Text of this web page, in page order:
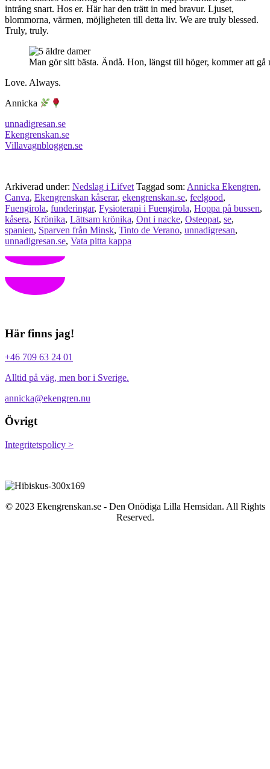
intrång snart. Hos er. Här har den trätt in med bravur. Ljuset,
blommorna, värmen, möjligheten till detta liv. We are truly blessed.
Truly, truly.
Man gör sitt bästa. Ändå. Hon, längst till höger, kommer att
Love. Always.
Annicka
unnadigresan.se
Ekengrenskan.se
Villavagnbloggen.se
Arkiverad under: Nedslag i Lifvet Taggad som: Annicka Ekengren,
Canva, Ekengrenskan kåserar, ekengrenskan.se, feelgood,
Fuengirola, funderingar, Fysioterapi i Fuengirola, Hoppa på bussen,
kåsera, Krönika, Lättsam krönika, Ont i nacke, Osteopat, se,
spanien, Sparven från Minsk, Tinto de Verano, unnadigresan,
unnadigresan.se, Vata pitta kappa
Här finns jag!
+46 709 63 24 01
Alltid på väg, men bor i Sverige.
annicka@ekengren.nu
Övrigt
Integritetspolicy >
© 2023 Ekengrenskan.se - Den Onödiga Lilla Hemsidan. All Rights
Reserved.